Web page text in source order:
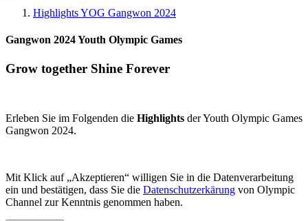
Highlights YOG Gangwon 2024
Gangwon 2024 Youth Olympic Games
Grow together Shine Forever
Erleben Sie im Folgenden die Highlights der Youth Olympic Games
Gangwon 2024.
Mit Klick auf „Akzeptieren“ willigen Sie in die Datenverarbeitung
ein und bestätigen, dass Sie die Datenschutzerkärung von Olympic
Channel zur Kenntnis genommen haben.